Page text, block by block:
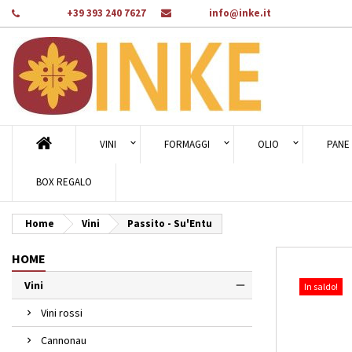
+39 393 240 7627 info@inke.it
VINI FORMAGGI OLIO PANE
BOX REGALO
Home Vini Passito - Su'Entu
HOME
Vini
Vini rossi
Cannonau
In saldo!